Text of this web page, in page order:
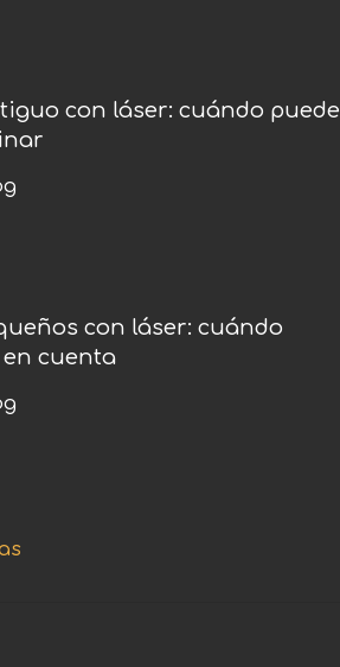
con láser: cuándo puede
con láser: cuándo
cuenta